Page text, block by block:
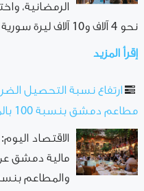
الرمضانية،
نحو 4 آلاف و10 آلاف ليرة سورية للشخص، ...
إقرأ المزيد
ارتفاع نسبة التحصيل
مطاعم دمشق بنسبة 100 بالمئة
الاقتصاد
مالية دمشق